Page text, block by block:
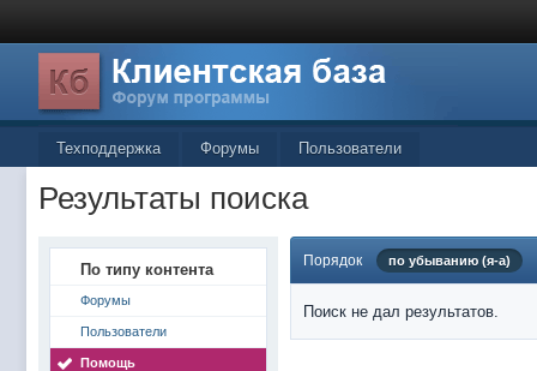
Техподдержка Форумы Пользователи
Результаты поиска
По типу контента
Форумы
Пользователи
Помощь
Порядок по убыванию (я-а)
Поиск не дал результатов.